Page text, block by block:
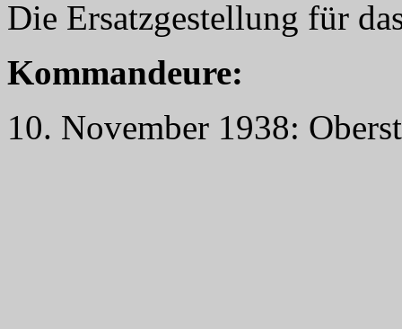
Die Ersatzgestellung für
Kommandeure:
10. November 1938: